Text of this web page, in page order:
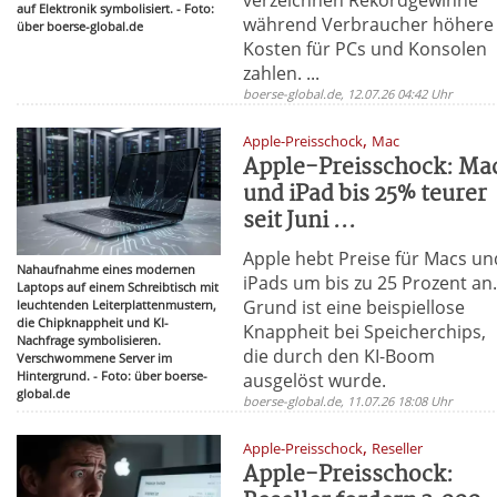
auf Elektronik symbolisiert. - Foto:
über boerse-global.de
während Verbraucher höhere
Kosten für PCs und Konsolen
zahlen. ...
boerse-global.de, 12.07.26 04:42 Uhr
Nahaufnahme eines modernen
Laptops auf einem Schreibtisch mit
leuchtenden Leiterplattenmustern,
die Chipknappheit und KI-
Nachfrage symbolisieren.
Verschwommene Server im
Hintergrund. - Foto: über boerse-
global.de
Apple-Preisschock, Mac
Apple-Preisschock:
und iPad bis 25% teurer
seit Juni ...
Apple hebt Preise für Macs
iPads um bis zu 25 Prozent an.
Grund ist eine beispiellose
Knappheit bei Speicherchips,
die durch den KI-Boom
ausgelöst wurde.
boerse-global.de, 11.07.26 18:08 Uhr
Apple-Preisschock, Reseller
Apple-Preisschock: